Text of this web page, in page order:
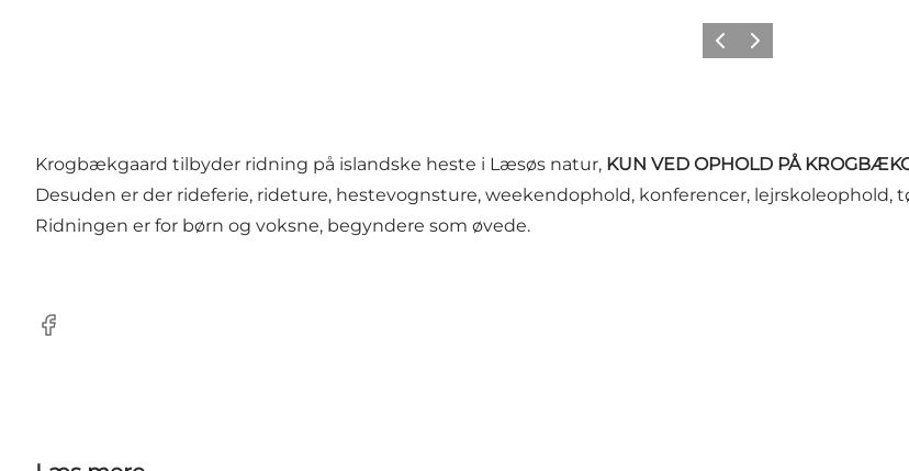
Forrige billede
Næste billede
Krogbækgaard tilbyder ridning på islandske heste i Læsøs natur, KUN VED OPHOLD PÅ
Desuden er der rideferie, rideture, hestevognsture, weekendophold, konferencer,
Ridningen er for børn og voksne, begyndere som øvede.
Facebook